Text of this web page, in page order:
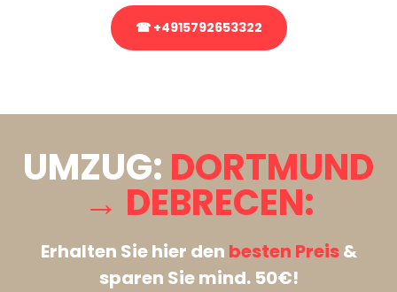
☎ +4915792653322
UMZUG: DORTMUND
→ DEBRECEN:
Erhalten Sie hier den besten Preis&
sparen Sie mind. 50€!